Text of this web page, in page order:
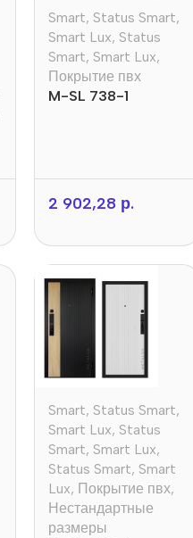
Smart, Status Smart,
Smart Lux, Status
Smart, Smart Lux,
Покрытие пвх
M-SL 738-1
2 902,28 р.
Smart, Status Smart,
Smart Lux, Status
Smart, Smart Lux,
Status Smart, Smart
Lux, Покрытие пвх,
Нестандартные
размеры